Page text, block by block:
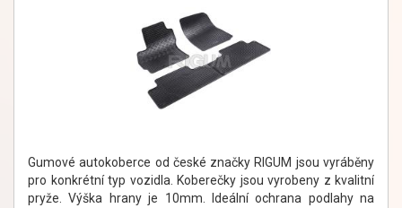
Gumové autokoberce od české značky RIGUM jsou vyráběny
pro konkrétní typ vozidla. Koberečky jsou vyrobeny z kvalitní
pryže. Výška hrany je 10mm. Ideální ochrana podlahy na